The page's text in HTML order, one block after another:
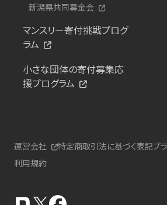
新潟県共同募金会
マンスリー寄付挑戦プログ
ラム
小さな団体の寄付募集応
援プログラム
運営会社 特定商取引法に基づく表記プ
利用規約